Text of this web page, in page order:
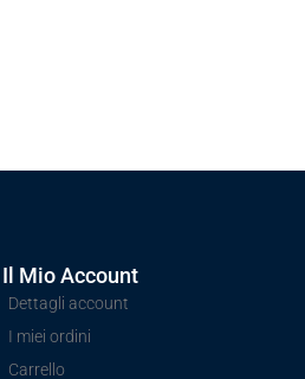
Il Mio Account
Dettagli account
I miei ordini
Carrello